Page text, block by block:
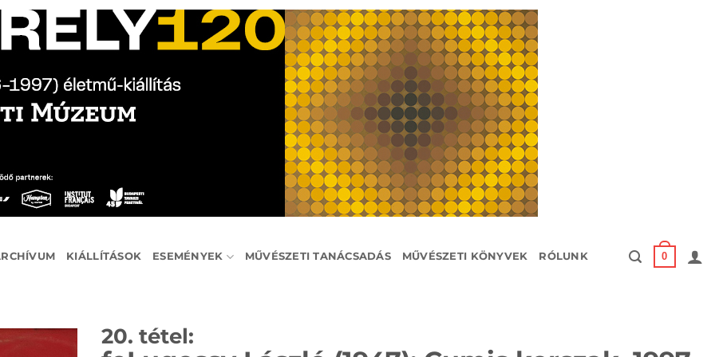
KIÁLLÍTÁSOK ESEMÉNYEK MŰVÉSZETI TANÁCSADÁS MŰVÉSZETI KÖNYVEK RÓLUNK 0
20. tétel: